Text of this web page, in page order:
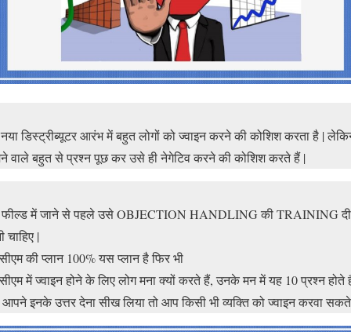
डिस्ट्रीब्यूटर आरंभ में बहुत लोगों को ज्वाइन करने की कोशिश करता है |
वाले बहुत से प्रश्न पूछ कर उसे ही नेगेटिव करने की कोशिश करते हैं |
में जाने से पहले उसे OBJECTION HANDLING की TRAINING दी
चाहिए |
की प्लान 100% यस प्लान है फिर भी
में ज्वाइन होने के लिए लोग मना क्यों करते हैं, उनके मन में यह 10 प्रश्न होते
आपने इनके उत्तर देना सीख लिया तो आप किसी भी व्यक्ति को ज्वाइन करवा